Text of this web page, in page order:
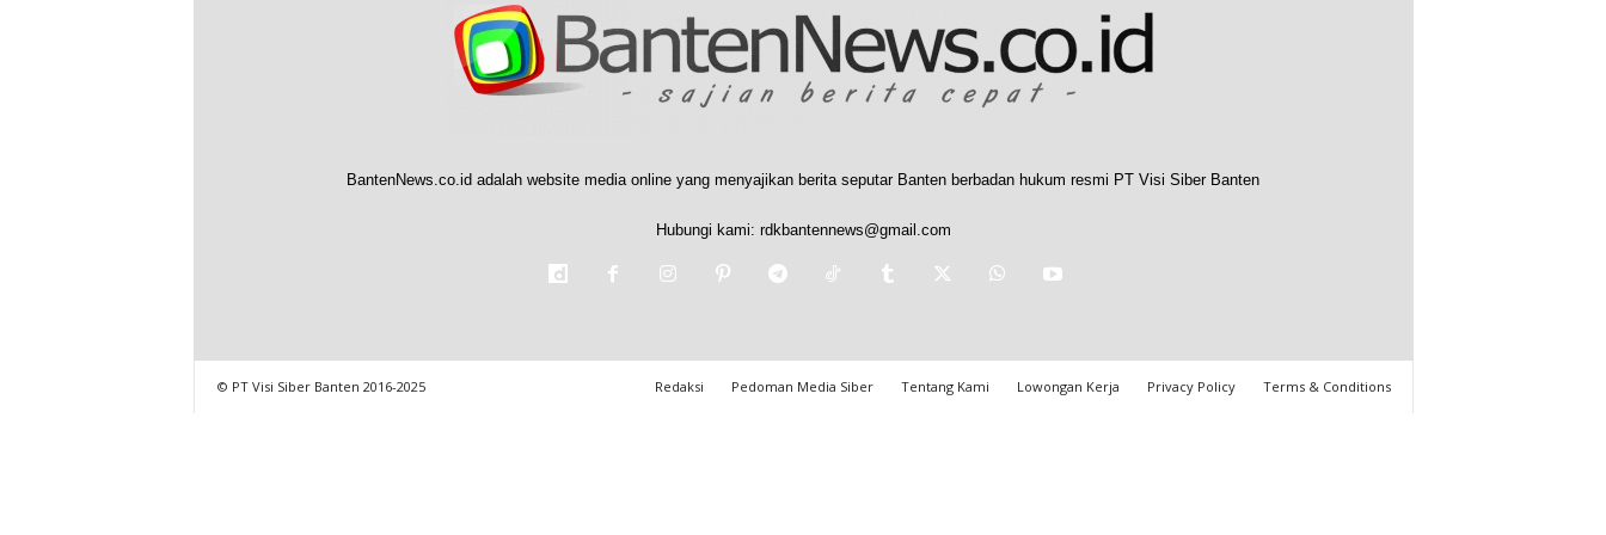
BantenNews.co.id adalah website media online yang menyajikan berita seputar Banten berbadan hukum resmi PT Visi Siber Banten
Hubungi kami: rdkbantennews@gmail.com
Redaksi Pedoman Media Siber Tentang Kami Lowongan Kerja Privacy Policy Terms & Conditions
© PT Visi Siber Banten 2016-2025